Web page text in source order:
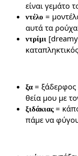
είναι γεμάτο
ντέλο =
αυτά τα
ντρίμι
ξα=
θεία μου με
ξιδάκιας=
πάμε να